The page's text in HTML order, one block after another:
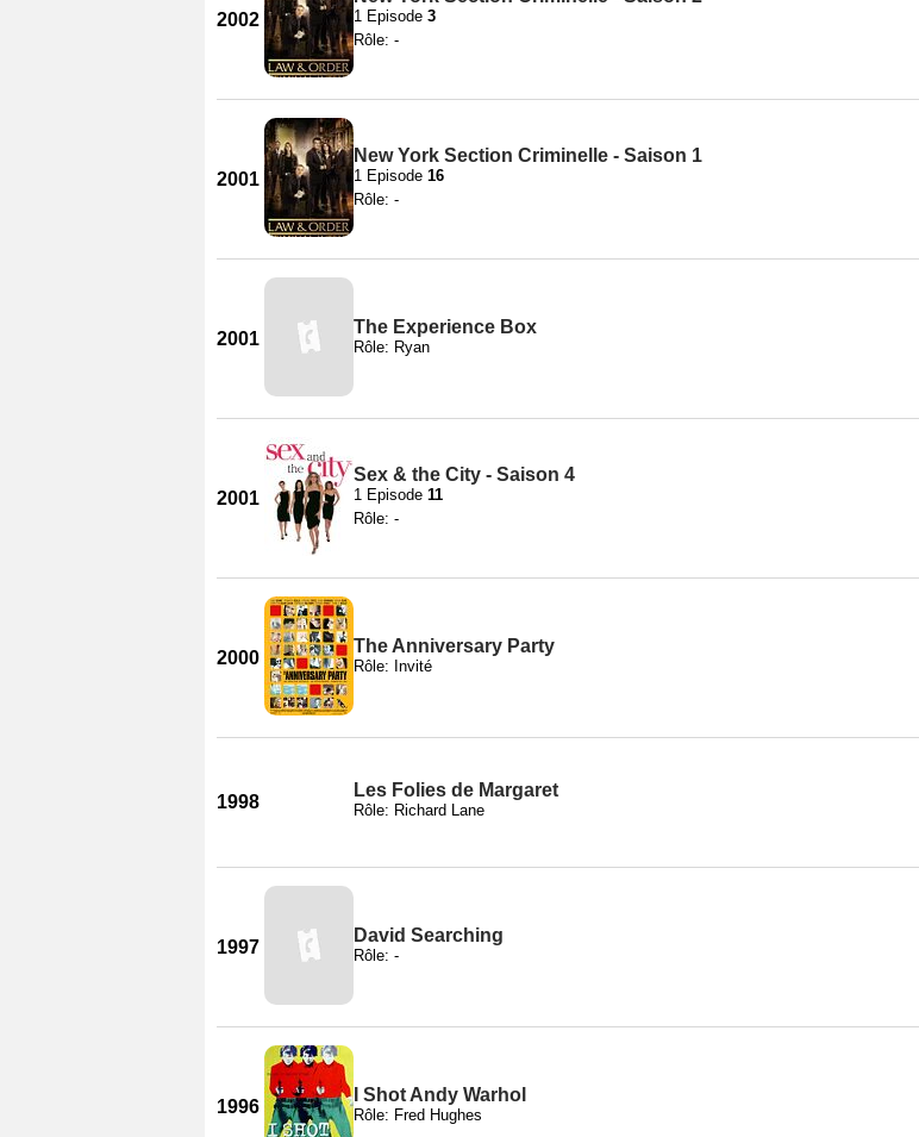
2002 1 Episode 3
Rôle: -
2001
New York Section Criminelle - Saison 1
1 Episode 16
Rôle: -
2001
The Experience Box
Rôle: Ryan
2001
Sex & the City - Saison 4
1 Episode 11
Rôle: -
2000
The Anniversary Party
Rôle: Invité
1998
Les Folies de Margaret
Rôle: Richard Lane
1997
David Searching
Rôle: -
1996
I Shot Andy Warhol
Rôle: Fred Hughes